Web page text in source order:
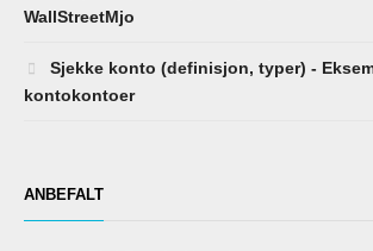
WallStreetMjo
Sjekke konto (definisjon, typer) -
kontokontoer
ANBEFALT